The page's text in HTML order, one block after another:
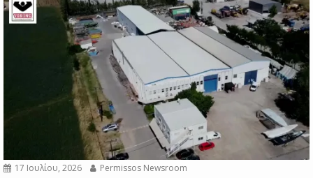
17 Ιουλίου, 2026 Permissos Newsroom